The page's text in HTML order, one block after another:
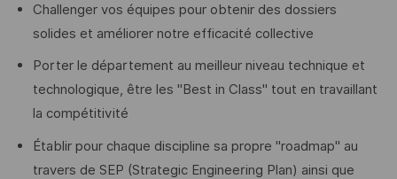
Challenger vos équipes pour obtenir des dossiers
solides et améliorer notre efficacité collective
Porter le département au meilleur niveau technique et
technologique, être les "Best in Class" tout en travaillant
la compétitivité
Établir pour chaque discipline sa propre "roadmap" au
travers de SEP (Strategic Engineering Plan) ainsi que